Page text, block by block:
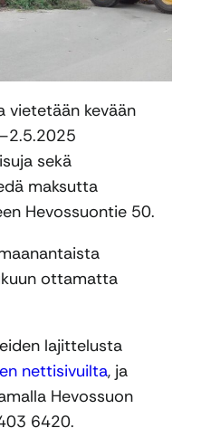
vietetään kevään
sekä
maksutta
Hevossuontie 50.
ottamatta
lajittelusta
nettisivuilta, ja
Hevossuon
6420.